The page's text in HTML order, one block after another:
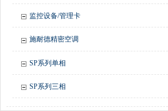
监控设备/管理卡
施耐德精密空调
SP系列单相
SP系列三相